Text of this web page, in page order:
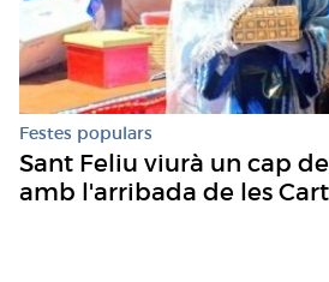
Festes populars
Sant Feliu viurà un cap
amb l'arribada de les